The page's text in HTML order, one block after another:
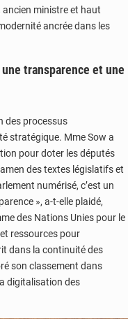
ancien ministre et haut
ancrée dans les
transparence et une
des processus
stratégique. Mme Sow a
pour doter les députés
des textes législatifs et
numérisé, c’est un
», a-t-elle plaidé,
des Nations Unies pour le
ressources pour
dans la continuité des
son classement dans
digitalisation des